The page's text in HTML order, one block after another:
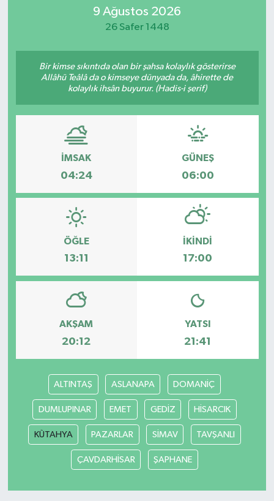
9 Ağustos 2026
26 Safer 1448
Bir kimse sıkıntıda olan bir şahsa kolaylık gösterirse
Allâhü Teâlâ da o kimseye dünyada da, âhirette de
kolaylık ihsân buyurur. (Hadis-i şerif)
İMSAK
04:24
GÜNEŞ
06:00
ÖĞLE
13:11
İKINDI
17:00
AKŞAM
20:12
YATSI
21:41
ALTINTAŞ ASLANAPA DOMANİÇ
DUMLUPINAR EMET GEDİZ HİSARCIK
KÜTAHYA PAZARLAR SİMAV TAVŞANLI
ÇAVDARHİSAR ŞAPHANE